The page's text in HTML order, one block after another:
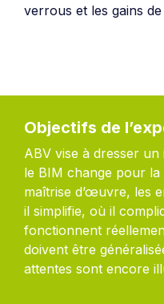
verrous et les gains
Objectifs de
ABV vise à dresser
le BIM change pour la
maîtrise d’œuvre, les
il simplifie, où il
fonctionnent
doivent être
attentes sont encore